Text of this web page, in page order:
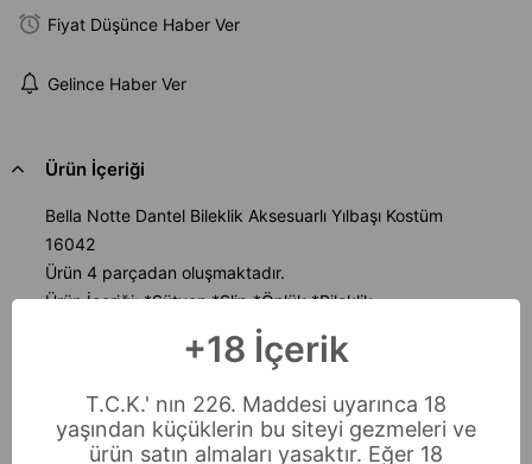
Fiyat Düşünce Haber Ver
Gelince Haber Ver
Ürün İçeriği
Bella Notte Dantel Bileklik Aksesuarlı Yılbaşı Kostüm
16042
Ürün 4 parçadan oluşmaktadır.
Ürün İçeriği: *Sütyen *Slip *Önlük *Bileklik
Bedenler : S/M - L/XL - 2XL/3XL
90% Polyester %10 Elastan Malzemeden üretilmiştir.
Değişimi Bulunmamaktadır.
+18 İçerik
T.C.K.' nın 226. Maddesi uyarınca 18
yaşından küçüklerin bu siteyi gezmeleri ve
ürün satın almaları yasaktır. Eğer 18